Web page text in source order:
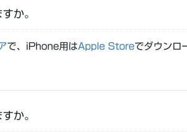
か。
で、iPhone用はApple Storeでダウンロ
か。